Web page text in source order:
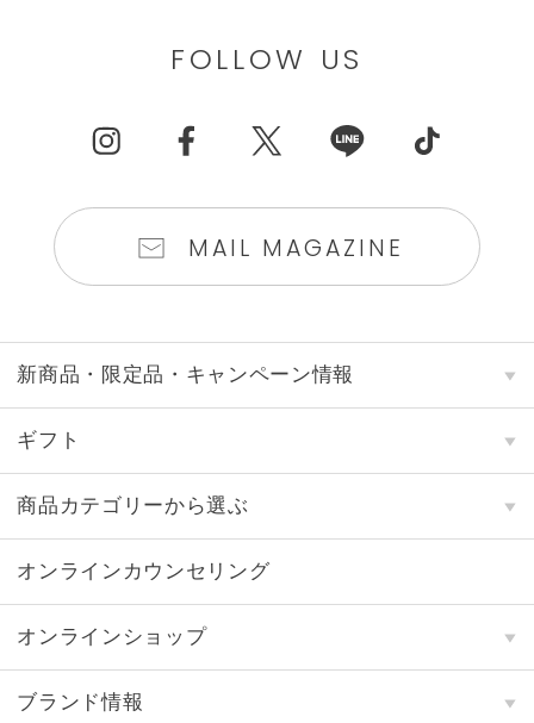
FOLLOW US
MAIL MAGAZINE
新商品・限定品・キャンペーン情報
ギフト
商品カテゴリーから選ぶ
オンラインカウンセリング
オンラインショップ
ブランド情報